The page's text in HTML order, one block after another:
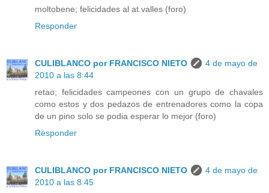
moltobene; felicidades al at.valles (foro)
Responder
CULIBLANCO por FRANCISCO NIETO
4 de mayo de
2010 a las 8:44
retao; felicidades campeones con un grupo de chavales
como estos y dos pedazos de entrenadores como la copa
de un pino solo se podia esperar lo mejor (foro)
Responder
CULIBLANCO por FRANCISCO NIETO
4 de mayo de
2010 a las 8:45